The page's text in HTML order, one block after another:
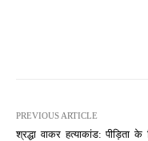
PREVIOUS ARTICLE
श्रद्धा वाकर हत्याकांड: पीड़िता के